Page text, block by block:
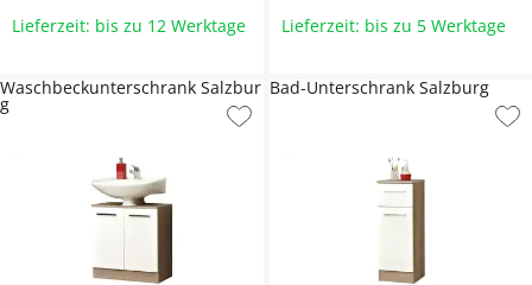
Lieferzeit: bis zu 12 Werktage Lieferzeit: bis zu 5 Werktage
Waschbeckunterschrank Salzbur
g
Bad-Unterschrank Salzburg